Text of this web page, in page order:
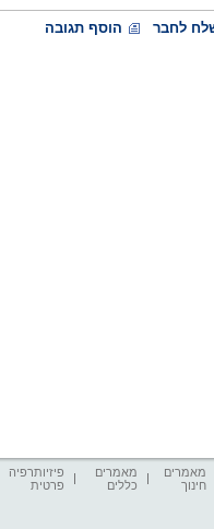
לחבר הוסף תגובה
מאמרים
חינוך
מאמרים
כללים
פיזיותרפיה
פרטית